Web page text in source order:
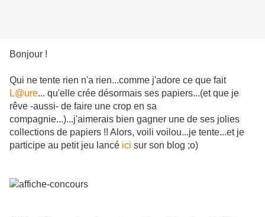
Bonjour !
Qui ne tente rien n'a rien...comme j'adore ce que fait
L@ure... qu'elle crée désormais ses papiers...(et que je
rêve -aussi- de faire une crop en sa
compagnie...)...j'aimerais bien gagner une de ses jolies
collections de papiers !! Alors, voili voilou...je tente...et je
participe au petit jeu lancé ici sur son blog ;o)